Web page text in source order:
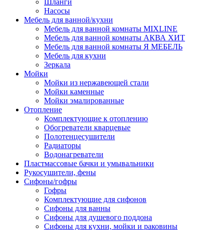
Насосы
Мебель для ванной/кухни
Мебель для ванной комнаты MIXLINE
Мебель для ванной комнаты АКВА ХИТ
Мебель для ванной комнаты Я МЕБЕЛЬ
Мебель для кухни
Зеркала
Мойки
Мойки из нержавеющей стали
Мойки каменные
Мойки эмалированные
Отопление
Комплектующие к отоплению
Обогреватели кварцевые
Полотенцесушители
Радиаторы
Водонагреватели
Пластмассовые бачки и умывальники
Рукосушители, фены
Сифоны/гофры
Гофры
Комплектующие для сифонов
Сифоны для ванны
Сифоны для душевого поддона
Сифоны для кухни, мойки и раковины